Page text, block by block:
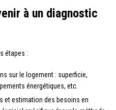
à un diagnostic
étapes :
sur le logement : superficie,
énergétiques, etc.
et estimation des besoins en